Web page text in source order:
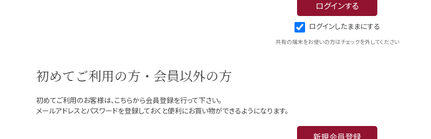
ログインしたままにする
共有の端末をお使いの方はチェックを外してください
初めてご利用の方・会員以外の方
初めてご利用のお客様は、こちらから会員登録を行って下さい。
メールアドレスとパスワードを登録しておくと便利にお買い物ができるようになります。